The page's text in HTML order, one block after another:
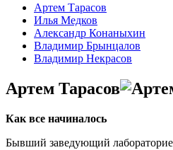
Артем Тарасов
Илья Медков
Александр Конаныхин
Владимир Брынцалов
Владимир Некрасов
Артем Тарасов
Как все начиналось
Бывший заведующий